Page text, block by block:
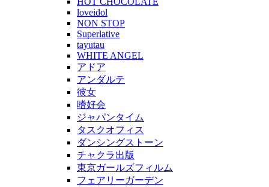
loveidol
NON STOP
Superlative
tayutau
WHITE ANGEL
アドア
アンダルテ
彼女
嗜好会
ジャパンタイム
タスクオフィス
ダンシングストーン
チャクラ出版
東京ガールズフィルム
フェアリーガーデン